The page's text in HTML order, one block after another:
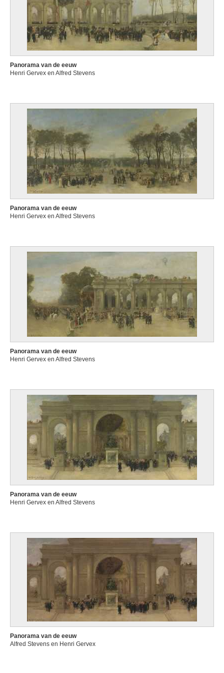
Panorama van de eeuw
Henri Gervex en Alfred Stevens
Panorama van de eeuw
Henri Gervex en Alfred Stevens
Panorama van de eeuw
Henri Gervex en Alfred Stevens
Panorama van de eeuw
Henri Gervex en Alfred Stevens
Panorama van de eeuw
Alfred Stevens en Henri Gervex